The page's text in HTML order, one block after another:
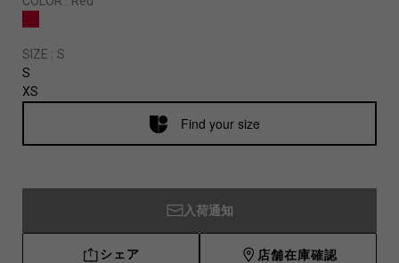
SIZE : S
S
XS
Find your size
入荷通知
シェア 店舗在庫確認